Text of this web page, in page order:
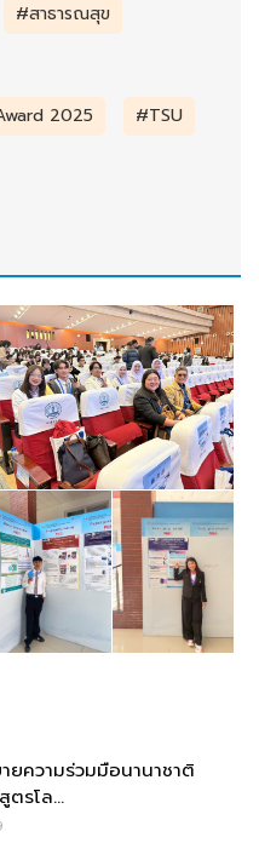
#สาธารณสุข
2025
#TSU
ความร่วมมือนานาชาติ
รโล...